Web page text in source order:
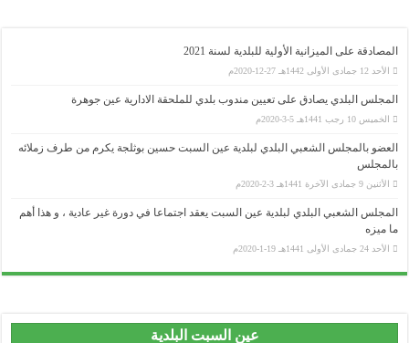
المصادقة على الميزانية الأولية للبلدية لسنة 2021
الأحد 12 جمادى الأولى 1442هـ 27-12-2020م
المجلس البلدي يصادق على تعيين مندوب بلدي للملحقة الادارية عين جوهرة
الخميس 10 رجب 1441هـ 5-3-2020م
العضو بالمجلس الشعبي البلدي لبلدية عين السبت حسين بوثلجة يكرم من طرف زملائه
بالمجلس
الأثنين 9 جمادى الآخرة 1441هـ 3-2-2020م
المجلس الشعبي البلدي لبلدية عين السبت يعقد اجتماعا في دورة غير عادية ، و هذا أهم
ما ميزه
الأحد 24 جمادى الأولى 1441هـ 19-1-2020م
عين السبت البلدية
وزارة الداخلية و الجماعات المحلية
المجلس الدستوري